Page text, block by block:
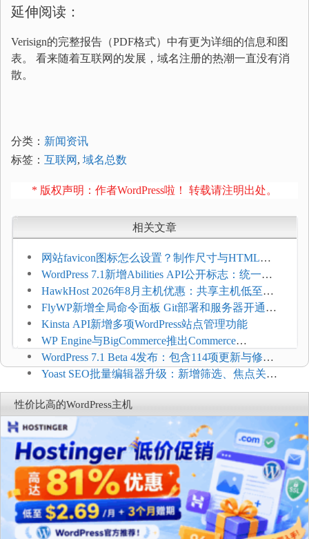
延伸阅读：
Verisign的完整报告（PDF格式）中有更为详细的信息和图
表。 看来随着互联网的发展，域名注册的热潮一直没有消
散。
分类： 新闻资讯
标签： 互联网 , 域名总数
* 版权声明：作者WordPress啦！ 转载请注明出处。
相关文章
网站favicon图标怎么设置？制作尺寸与HTML添
加方法
WordPress 7.1新增Abilities API公开标志：统一支
持REST API、MCP与AI代理
HawkHost 2026年8月主机优惠：共享主机低至
$2.61/月，高性能主机同步折扣
FlyWP新增全局命令面板 Git部署和服务器开通更
方便
Kinsta API新增多项WordPress站点管理功能
WP Engine与BigCommerce推出Commerce
Connect：WordPress商店可保留前台体验并扩展电
商能力
WordPress 7.1 Beta 4发布：包含114项更新与修
复，仅建议在测试环境体验
Yoast SEO批量编辑器升级：新增筛选、焦点关键
词与AI元数据草稿
性价比高的WordPress主机